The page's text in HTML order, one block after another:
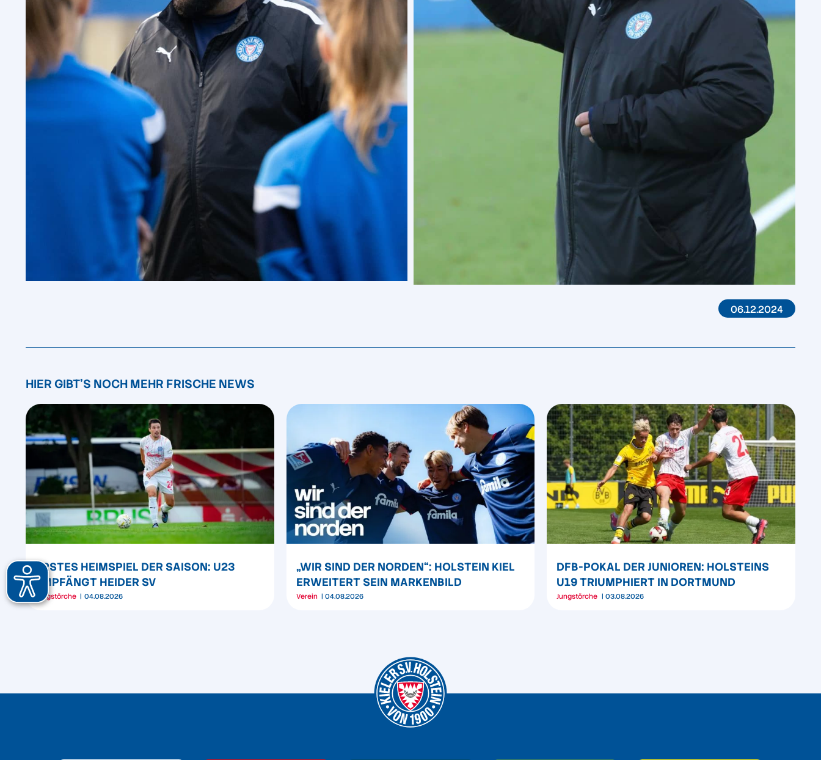
06.12.2024
HIER GIBT'S NOCH MEHR FRISCHE NEWS
ERSTES HEIMSPIEL DER SAISON: U23
EMPFÄNGT HEIDER SV
Jungstörche 04.08.2026
„WIR SIND DER NORDEN“: HOLSTEIN KIEL
ERWEITERT SEIN MARKENBILD
Verein 04.08.2026
DFB-POKAL DER JUNIOREN: HOLSTEINS
U19 TRIUMPHIERT IN DORTMUND
Jungstörche 03.08.2026